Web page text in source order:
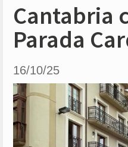
Cantabria
Parada
16/10/25